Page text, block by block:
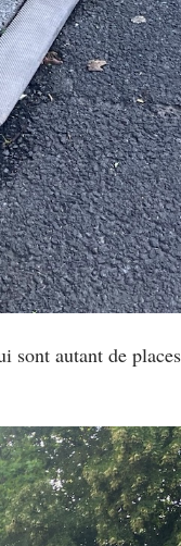
sont autant de